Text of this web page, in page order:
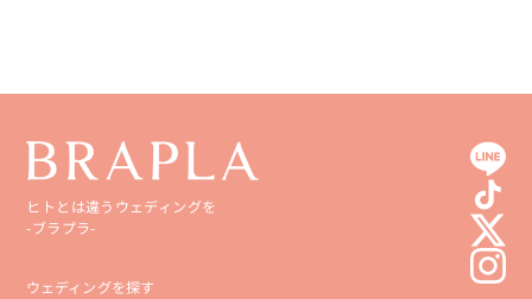
ヒトとは違うウェディングを
-ブラプラ-
ウェディングを探す